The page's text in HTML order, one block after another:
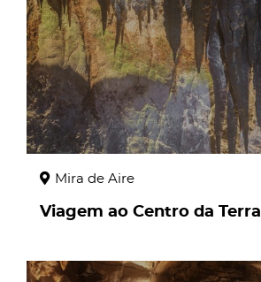
Mira de Aire
Viagem ao Centro da Terra
page